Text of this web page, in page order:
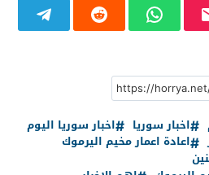
اخبار سوريا
اخبار سوريا اليوم
اعادة اعمار مخيم اليرموك